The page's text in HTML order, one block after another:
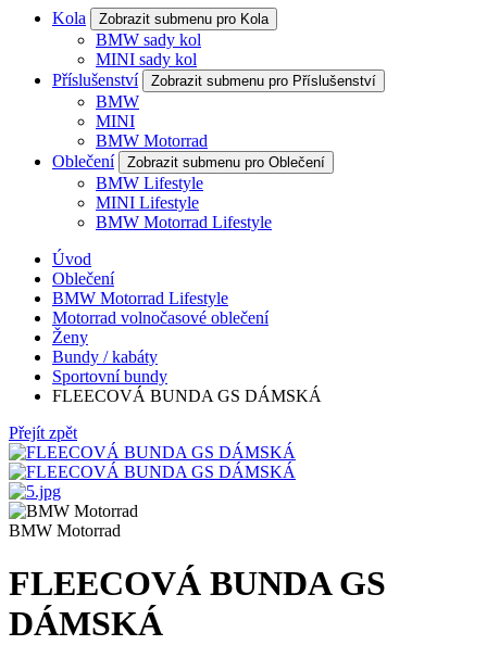
Kola Zobrazit submenu pro Kola
BMW sady kol
MINI sady kol
Příslušenství
Zobrazit submenu pro Příslušenství
BMW
MINI
BMW Motorrad
Oblečení
Zobrazit submenu pro Oblečení
BMW Lifestyle
MINI Lifestyle
BMW Motorrad Lifestyle
Úvod
Oblečení
BMW Motorrad Lifestyle
Motorrad volnočasové oblečení
Ženy
Bundy / kabáty
Sportovní bundy
FLEECOVÁ BUNDA GS DÁMSKÁ
Přejít zpět
BMW Motorrad
FLEECOVÁ BUNDA GS
DÁMSKÁ